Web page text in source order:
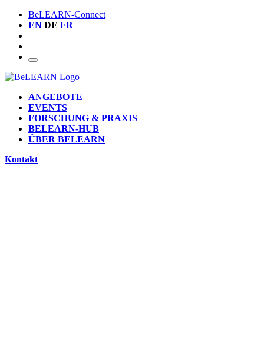
BeLEARN-Connect
EN DE FR
ANGEBOTE
EVENTS
FORSCHUNG & PRAXIS
BELEARN-HUB
ÜBER BELEARN
Kontakt